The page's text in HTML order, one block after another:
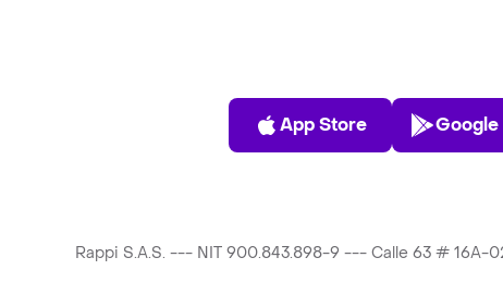
App Store
App Store Google
Rappi S.A.S. --- NIT 900.843.898-9 --- Calle 63 #